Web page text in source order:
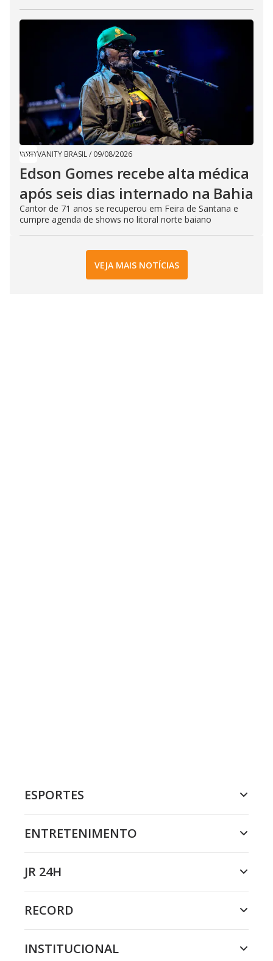
VANITY BRASIL/ 09/08/2026
Edson Gomes recebe alta médica
após seis dias internado na Bahia
Cantor de 71 anos se recuperou em Feira de Santana e
cumpre agenda de shows no litoral norte baiano
VEJA MAIS NOTÍCIAS
ESPORTES
ENTRETENIMENTO
JR 24H
RECORD
INSTITUCIONAL